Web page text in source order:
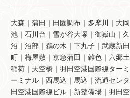
大森｜蒲田｜田園調布｜多摩川｜大
池｜石川台｜雪が谷大塚｜御嶽山｜
沼｜沼部｜鵜の木｜下丸子｜武蔵新
町｜梅屋敷｜京急蒲田｜雑色｜六郷
稲荷｜天空橋｜羽田空港国際線ター
ーミナル｜西馬込｜馬込｜流通セン
田空港国際線ビル｜新整備場｜羽田